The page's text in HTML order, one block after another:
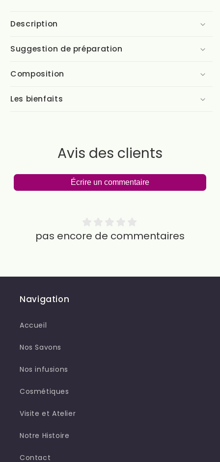
Description
Suggestion de préparation
Composition
Les bienfaits
Avis des clients
Écrire un commentaire
pas encore de commentaires
Navigation
Accueil
Nos Savons
Nos infusions
Cosmétiques
Visite et Atelier
Notre Histoire
Contact